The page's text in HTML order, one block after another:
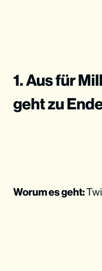
1. Aus für
geht zu
Worum es geht: